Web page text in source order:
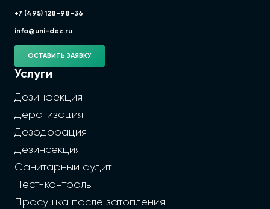
+7 (495) 128-98-36
info@uni-dez.ru
ОСТАВИТЬ ЗАЯВКУ
Услуги
Дезинфекция
Дератизация
Дезодорация
Дезинсекция
Санитарный аудит
Пест-контроль
Просушка после затопления